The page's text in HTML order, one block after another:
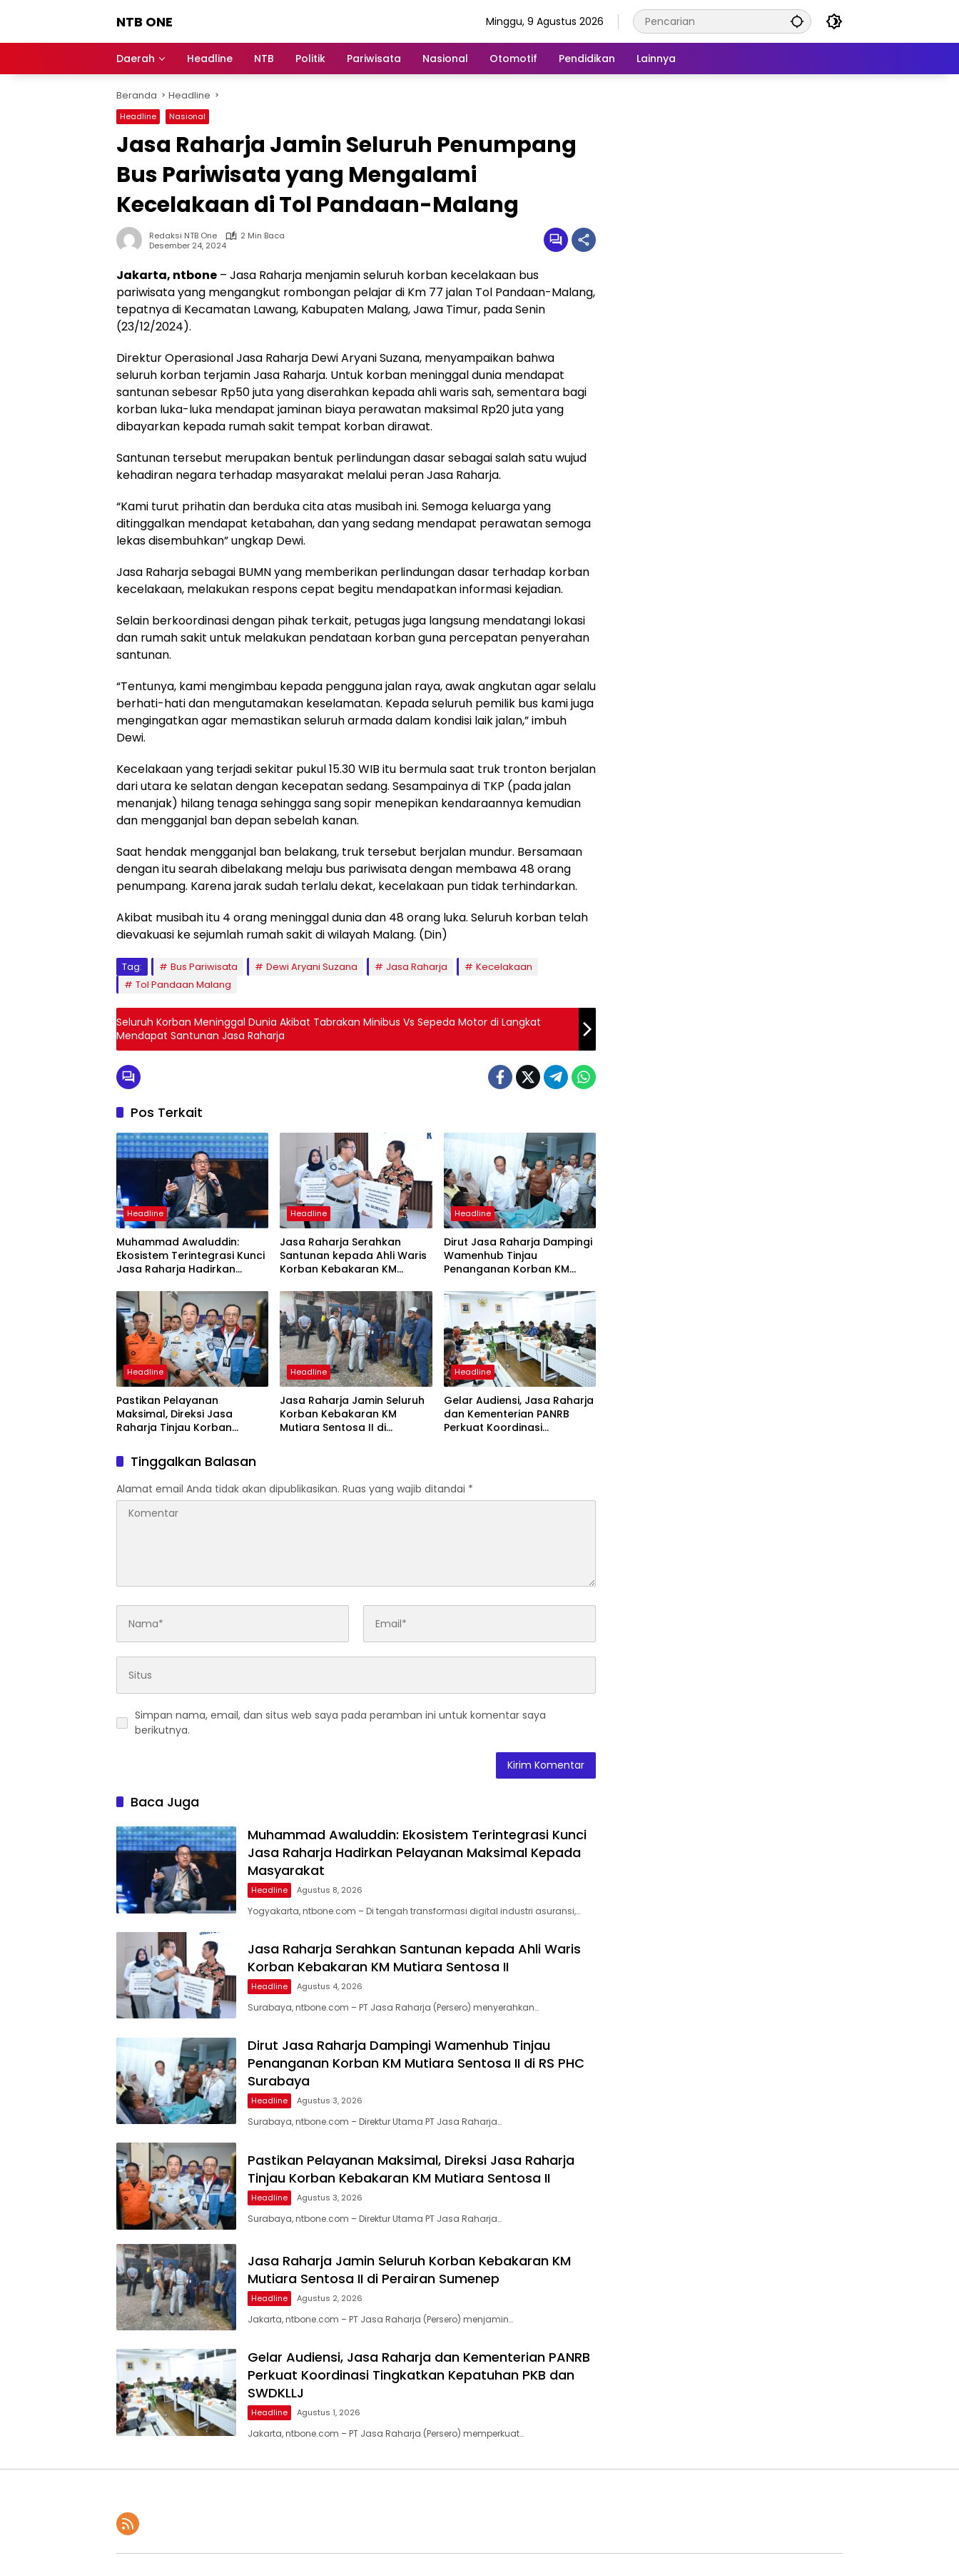
NTB ONE
dan
Berita
Lombok
Minggu, 9 Agustus 2026
Daerah Headline NTB Politik Pariwisata Nasional Otomotif Pendidikan Lainnya
Beranda Headline
Headline Nasional
Jasa Raharja Jamin Seluruh Penumpang
Bus Pariwisata yang Mengalami
Kecelakaan di Tol Pandaan-Malang
Redaksi NTB One
2 Min Baca
Desember 24, 2024
Jakarta, ntbone – Jasa Raharja menjamin seluruh korban kecelakaan bus
pariwisata yang mengangkut rombongan pelajar di Km 77 jalan Tol Pandaan-Malang,
tepatnya di Kecamatan Lawang, Kabupaten Malang, Jawa Timur, pada Senin
(23/12/2024).
Direktur Operasional Jasa Raharja Dewi Aryani Suzana, menyampaikan bahwa
seluruh korban terjamin Jasa Raharja. Untuk korban meninggal dunia mendapat
santunan sebesar Rp50 juta yang diserahkan kepada ahli waris sah, sementara bagi
korban luka-luka mendapat jaminan biaya perawatan maksimal Rp20 juta yang
dibayarkan kepada rumah sakit tempat korban dirawat.
Santunan tersebut merupakan bentuk perlindungan dasar sebagai salah satu wujud
kehadiran negara terhadap masyarakat melalui peran Jasa Raharja.
“Kami turut prihatin dan berduka cita atas musibah ini. Semoga keluarga yang
ditinggalkan mendapat ketabahan, dan yang sedang mendapat perawatan semoga
lekas disembuhkan” ungkap Dewi.
Jasa Raharja sebagai BUMN yang memberikan perlindungan dasar terhadap korban
kecelakaan, melakukan respons cepat begitu mendapatkan informasi kejadian.
Selain berkoordinasi dengan pihak terkait, petugas juga langsung mendatangi lokasi
dan rumah sakit untuk melakukan pendataan korban guna percepatan penyerahan
santunan.
“Tentunya, kami mengimbau kepada pengguna jalan raya, awak angkutan agar selalu
berhati-hati dan mengutamakan keselamatan. Kepada seluruh pemilik bus kami juga
mengingatkan agar memastikan seluruh armada dalam kondisi laik jalan,” imbuh
Dewi.
Kecelakaan yang terjadi sekitar pukul 15.30 WIB itu bermula saat truk tronton berjalan
dari utara ke selatan dengan kecepatan sedang. Sesampainya di TKP (pada jalan
menanjak) hilang tenaga sehingga sang sopir menepikan kendaraannya kemudian
dan mengganjal ban depan sebelah kanan.
Saat hendak mengganjal ban belakang, truk tersebut berjalan mundur. Bersamaan
dengan itu searah dibelakang melaju bus pariwisata dengan membawa 48 orang
penumpang. Karena jarak sudah terlalu dekat, kecelakaan pun tidak terhindarkan.
Akibat musibah itu 4 orang meninggal dunia dan 48 orang luka. Seluruh korban telah
dievakuasi ke sejumlah rumah sakit di wilayah Malang. (Din)
Tag: Bus Pariwisata Dewi Aryani Suzana Jasa Raharja
Kecelakaan
Tol Pandaan Malang
Seluruh Korban Meninggal Dunia Akibat Tabrakan Minibus Vs Sepeda Motor di Langkat
Mendapat Santunan Jasa Raharja
Pos Terkait
Headline
Muhammad Awaluddin:
Ekosistem Terintegrasi Kunci
Jasa Raharja Hadirkan
Masyarakat
Headline
Jasa Raharja Serahkan
Santunan kepada Ahli Waris
Korban Kebakaran KM
Headline
Dirut Jasa Raharja Dampingi
Wamenhub Tinjau
Penanganan Korban KM
Surabaya
Headline
Pastikan Pelayanan
Maksimal, Direksi Jasa
Raharja Tinjau Korban
Sentosa II
Headline
Jasa Raharja Jamin Seluruh
Korban Kebakaran KM
Mutiara Sentosa II di
Headline
Gelar Audiensi, Jasa Raharja
dan Kementerian PANRB
Perkuat Koordinasi
Tinggalkan Balasan
Alamat email Anda tidak akan dipublikasikan. Ruas yang wajib ditandai *
Simpan nama, email, dan situs web saya pada peramban ini untuk komentar saya
berikutnya.
Baca Juga
Muhammad Awaluddin: Ekosistem Terintegrasi Kunci
Jasa Raharja Hadirkan Pelayanan Maksimal Kepada
Masyarakat
Headline Agustus 8, 2026
Yogyakarta, ntbone.com – Di tengah transformasi digital industri asuransi,…
Jasa Raharja Serahkan Santunan kepada Ahli Waris
Korban Kebakaran KM Mutiara Sentosa II
Headline Agustus 4, 2026
Surabaya, ntbone.com – PT Jasa Raharja (Persero) menyerahkan…
Dirut Jasa Raharja Dampingi Wamenhub Tinjau
Penanganan Korban KM Mutiara Sentosa II di RS PHC
Surabaya
Headline Agustus 3, 2026
Surabaya, ntbone.com – Direktur Utama PT Jasa Raharja…
Pastikan Pelayanan Maksimal, Direksi Jasa Raharja
Tinjau Korban Kebakaran KM Mutiara Sentosa II
Headline Agustus 3, 2026
Surabaya, ntbone.com – Direktur Utama PT Jasa Raharja…
Jasa Raharja Jamin Seluruh Korban Kebakaran KM
Mutiara Sentosa II di Perairan Sumenep
Headline Agustus 2, 2026
Jakarta, ntbone.com – PT Jasa Raharja (Persero) menjamin…
Gelar Audiensi, Jasa Raharja dan Kementerian PANRB
Perkuat Koordinasi Tingkatkan Kepatuhan PKB dan
SWDKLLJ
Headline Agustus 1, 2026
Jakarta, ntbone.com – PT Jasa Raharja (Persero) memperkuat…